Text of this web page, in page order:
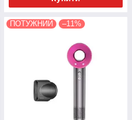
ПОТУЖНИЙ –11%